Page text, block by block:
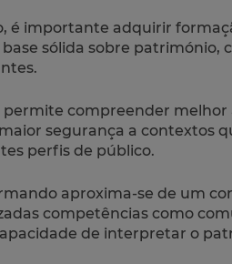
é importante adquirir
sólida sobre património,
compreender melhor
segurança a contextos
perfis de público.
aproxima-se de um
competências como
de interpretar o